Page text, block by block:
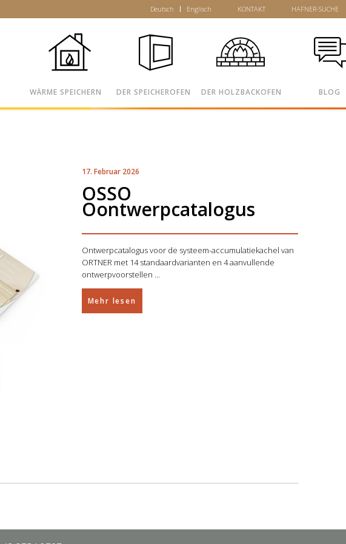
Deutsch Englisch KONTAKT HAFNER-SUCHE
WÄRME SPEICHERN DER SPEICHEROFEN DER HOLZBACKOFEN BLOG
17. Februar 2026
OSSO
Oontwerpcatalogus
Ontwerpcatalogus voor de systeem-accumulatiekachel van
ORTNER met 14 standaardvarianten en 4 aanvullende
ontwerpvoorstellen
Mehr lesen